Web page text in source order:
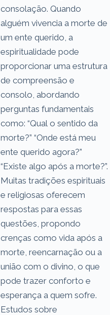
consolação. Quando
alguém vivencia a morte de
um ente querido, a
espiritualidade pode
proporcionar uma estrutura
de compreensão e
consolo, abordando
perguntas fundamentais
como: “Qual o sentido da
morte?” “Onde está meu
ente querido agora?”
“Existe algo após a morte?”.
Muitas tradições espirituais
e religiosas oferecem
respostas para essas
questões, propondo
crenças como vida após a
morte, reencarnação ou a
união com o divino, o que
pode trazer conforto e
esperança a quem sofre.
Estudos sobre